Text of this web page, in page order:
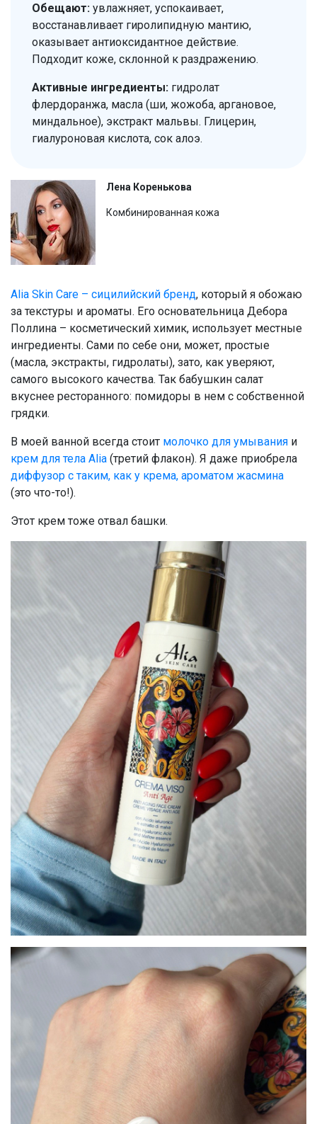
Обещают: увлажняет, успокаивает,
восстанавливает гиролипидную мантию,
оказывает антиоксидантное действие.
Подходит коже, склонной к раздражению.
Активные ингредиенты: гидролат
флердоранжа, масла (ши, жожоба, аргановое,
миндальное), экстракт мальвы. Глицерин,
гиалуроновая кислота, сок алоэ.
Лена Коренькова
Комбинированная кожа
Alia Skin Care – сицилийский бренд, который я обожаю
за текстуры и ароматы. Его основательница Дебора
Поллина – косметический химик, использует местные
ингредиенты. Сами по себе они, может, простые
(масла, экстракты, гидролаты), зато, как уверяют,
самого высокого качества. Так бабушкин салат
вкуснее ресторанного: помидоры в нем с собственной
грядки.
В моей ванной всегда стоит молочко для умывания и
крем для тела Alia (третий флакон). Я даже приобрела
диффузор с таким, как у крема, ароматом жасмина
(это что-то!).
Этот крем тоже отвал башки.